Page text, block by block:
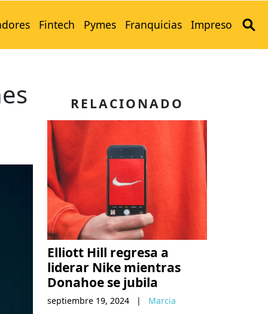
Fintech Pymes Franquicias Impreso
RELACIONADO
Elliott Hill regresa a
liderar Nike mientras
Donahoe se jubila
septiembre 19, 2024 | Marcia